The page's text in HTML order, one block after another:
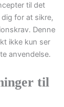
til det
for at sikre,
Denne
ikke kun ser
anvendelse.
til